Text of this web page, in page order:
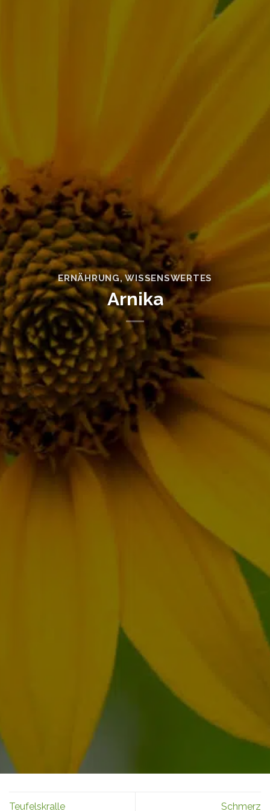
ERNÄHRUNG,WISSENSWERTES
Arnika
Teufelskralle Schmerz